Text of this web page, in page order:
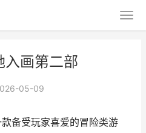
入画第二部
05-09
备受玩家喜爱的冒险类游